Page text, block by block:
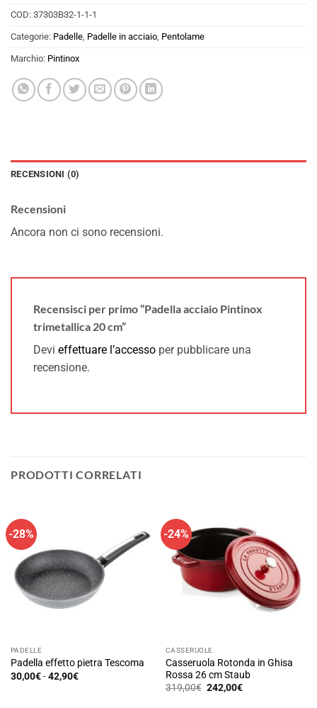
COD: 37303B32-1-1-1
Categorie: Padelle Padelle in acciaio Pentolame
Marchio: Pintinox
RECENSIONI (0)
Recensioni
Ancora non ci sono recensioni.
Recensisci per primo “Padella acciaio Pintinox
trimetallica 20 cm”
Devi effettuare l’accesso per pubblicare una
recensione.
PRODOTTI CORRELATI
-28%
PADELLE
Padella effetto pietra Tescoma
30,00€ - 42,90€Fascia
-24%
CASSERUOLE
Casseruola Rotonda in Ghisa
Rossa 26 cm Staub
319,00€ Il
prezzo
242,00€Il